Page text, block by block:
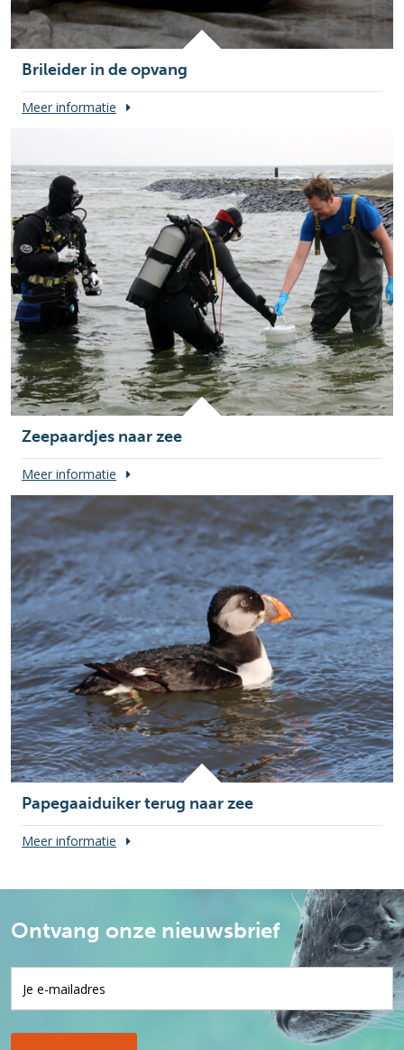
Brileider in de opvang
Meer informatie
Zeepaardjes naar zee
Meer informatie
Papegaaiduiker terug naar zee
Meer informatie
Ontvang onze nieuwsbrief